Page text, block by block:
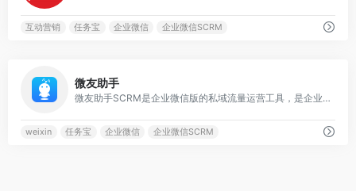
互动营销 任务宝 企业微信 企业微信SCRM
微友助手
微友助手SCRM是企业微信版的私域流量运营工具，是企业微信官方服务商，通过客户渠道活码、消息留存、流失客户提醒、客户列表等数十项高级功能，帮助企业及私域流量运营者提升运营效率和效果，为用户持续创造价值！
weixin 任务宝 企业微信 企业微信SCRM